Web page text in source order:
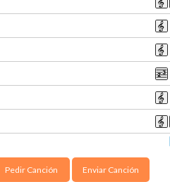
Pedir Canción Enviar Canción